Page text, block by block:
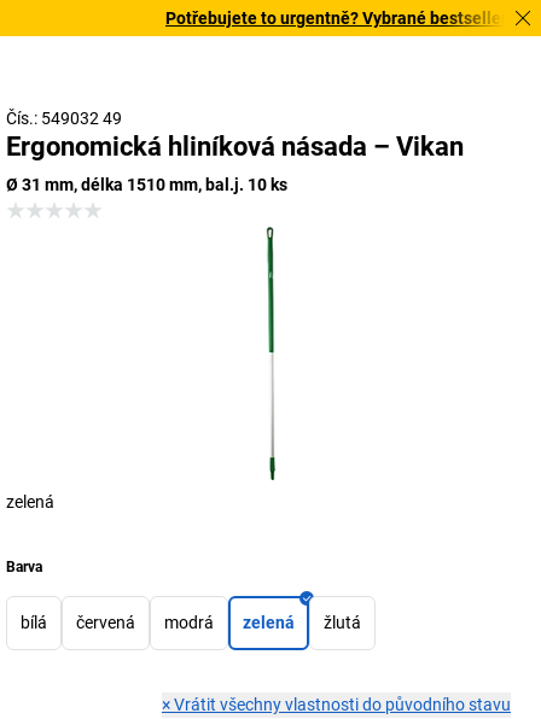
Potřebujete to urgentně? Vybrané bestsellery
Čís.: 549032 49
Ergonomická hliníková násada – Vikan
Ø 31 mm, délka 1510 mm, bal.j. 10 ks
zelená
Barva
bílá červená modrá zelená žlutá
×Vrátit všechny vlastnosti do původního stavu